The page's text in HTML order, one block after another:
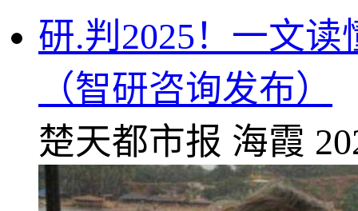
研.判2025！一文
（智研咨询发布）
楚天都市报 海霞